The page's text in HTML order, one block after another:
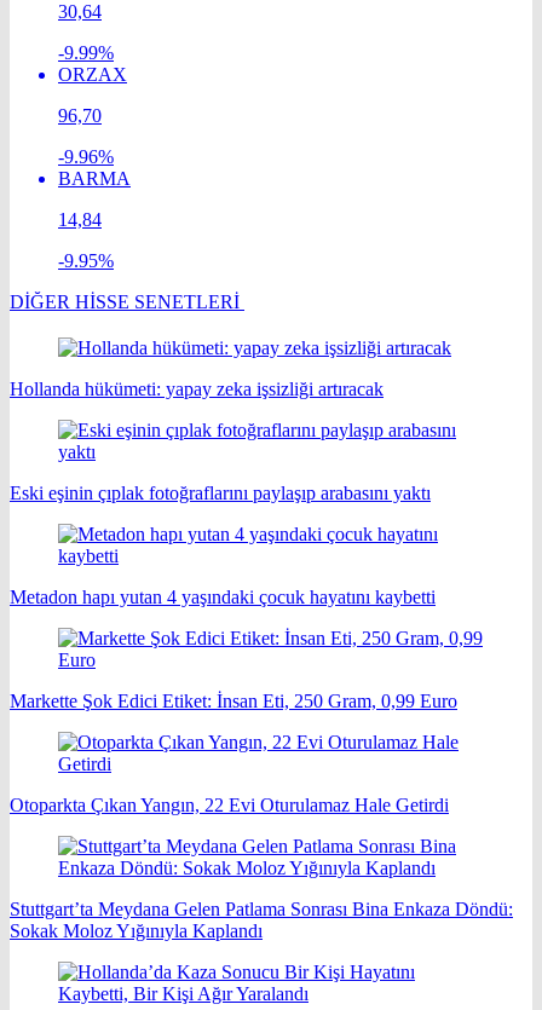
30,64
-9.99%
ORZAX
96,70
-9.96%
BARMA
14,84
-9.95%
DİĞER HİSSE SENETLERİ
Hollanda hükümeti: yapay zeka işsizliği artıracak
Eski eşinin çıplak fotoğraflarını paylaşıp arabasını yaktı
Metadon hapı yutan 4 yaşındaki çocuk hayatını kaybetti
Markette Şok Edici Etiket: İnsan Eti, 250 Gram, 0,99 Euro
Otoparkta Çıkan Yangın, 22 Evi Oturulamaz Hale Getirdi
Stuttgart’ta Meydana Gelen Patlama Sonrası Bina Enkaza Döndü:
Sokak Moloz Yığınıyla Kaplandı